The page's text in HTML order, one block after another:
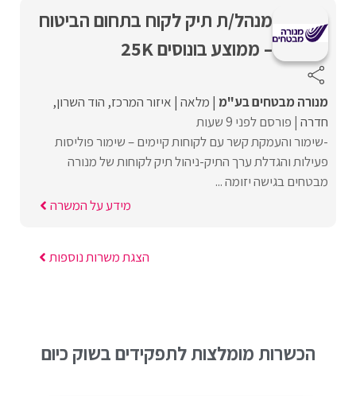
מנהל/ת תיק לקוח בתחום הביטוח
– ממוצע בונוסים 25K
מנורה מבטחים בע"מ מלאה איזור המרכז הוד השרון
חדרה פורסם לפני 9 שעות
-שימור והעמקת קשר עם לקוחות קיימים – שימור פוליסות
פעילות והגדלת ערך התיק-ניהול תיק לקוחות של מנורה
מבטחים בגישה יזומה ...
מידע על המשרה
הצגת משרות נוספות
הכשרות מומלצות לתפקידים בשוק כיום